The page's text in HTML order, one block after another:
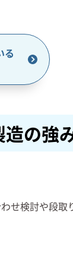
る
の強
せ検討や段取